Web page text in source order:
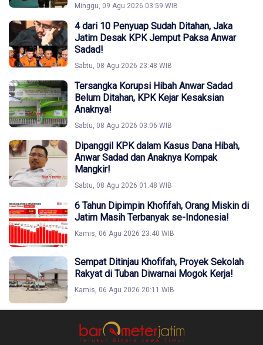
Minggu, 09 Agu 2026 03:59 WIB
4 dari 10 Penyuap Sudah Ditahan, Jaka
Jatim Desak KPK Jemput Paksa Anwar
Sadad!
Sabtu, 08 Agu 2026 23:48 WIB
Tersangka Korupsi Hibah Anwar Sadad
Belum Ditahan, KPK Kejar Kesaksian
Anaknya!
Sabtu, 08 Agu 2026 03:06 WIB
Dipanggil KPK dalam Kasus Dana Hibah,
Anwar Sadad dan Anaknya Kompak
Mangkir!
Sabtu, 08 Agu 2026 01:48 WIB
6 Tahun Dipimpin Khofifah, Orang Miskin di
Jatim Masih Terbanyak se-Indonesia!
Kamis, 06 Agu 2026 23:40 WIB
Sempat Ditinjau Khofifah, Proyek Sekolah
Rakyat di Tuban Diwarnai Mogok Kerja!
Kamis, 06 Agu 2026 20:11 WIB